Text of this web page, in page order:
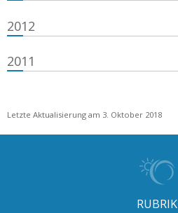
2012
2011
Letzte Aktualisierung am 3. Oktober 2018
RUBRIK